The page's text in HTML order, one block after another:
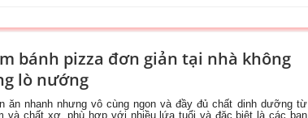
bánh pizza đơn giản tại nhà không
lò nướng
ăn nhanh nhưng vô cùng ngon và đầy đủ chất dinh dưỡng từ
và chất xơ, phù hợp với nhiều lứa tuổi và đặc biệt là các bạn